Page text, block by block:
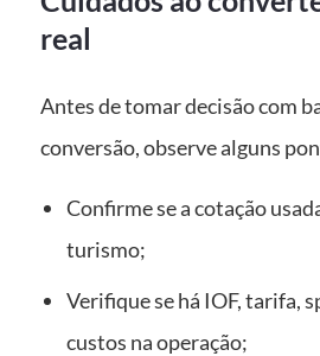
real
Antes de tomar decisão com
conversão, observe alguns
Confirme se a cotação
turismo;
Verifique se há IOF, tarifa,
custos na operação;